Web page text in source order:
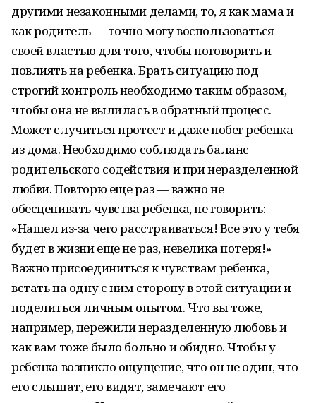
другими незаконными делами, то, я как мама и
как родитель — точно могу воспользоваться
своей властью для того, чтобы поговорить и
повлиять на ребенка. Брать ситуацию под
строгий контроль необходимо таким образом,
чтобы она не вылилась в обратный процесс.
Может случиться протест и даже побег ребенка
из дома. Необходимо соблюдать баланс
родительского содействия и при неразделенной
любви. Повторю еще раз — важно не
обесценивать чувства ребенка, не говорить:
«Нашел из-за чего расстраиваться! Все это у тебя
будет в жизни еще не раз, невелика потеря!»
Важно присоединиться к чувствам ребенка,
встать на одну с ним сторону в этой ситуации и
поделиться личным опытом. Что вы тоже,
например, пережили неразделенную любовь и
как вам тоже было больно и обидно. Чтобы у
ребенка возникло ощущение, что он не один, что
его слышат, его видят, замечают его